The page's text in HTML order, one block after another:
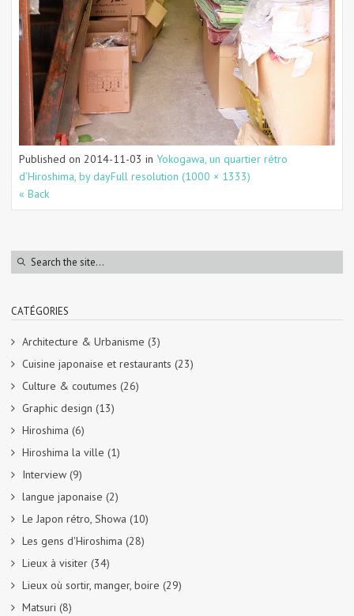
Published on 2014-11-03 in Yokogawa, un quartier rétro
d’Hiroshima, by dayFull resolution (1000 × 1333)
« Back
CATÉGORIES
Architecture & Urbanisme (3)
Cuisine japonaise et restaurants (23)
Culture & coutumes (26)
Graphic design (13)
Hiroshima (6)
Hiroshima la ville (1)
Interview (9)
langue japonaise (2)
Le Japon rétro, Showa (10)
Les gens d'Hiroshima (28)
Lieux à visiter (34)
Lieux où sortir, manger, boire (29)
Matsuri (8)